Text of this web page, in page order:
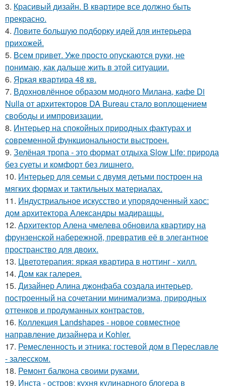
3. Красивый дизайн. В квартире все должно быть
прекрасно.
4. Ловите большую подборку идей для интерьера
прихожей.
5. Всем привет. Уже просто опускаются руки, не
понимаю, как дальше жить в этой ситуации.
6. Яркая квартира 48 кв.
7. Вдохновлённое образом модного Милана, кафе Di
Nulla от архитекторов DA Bureau стало воплощением
свободы и импровизации.
8. Интерьер на спокойных природных фактурах и
современной функциональности выстроен.
9. Зелёная тропа - это формат отдыха Slow Life: природа
без суеты и комфорт без лишнего.
10. Интерьер для семьи с двумя детьми построен на
мягких формах и тактильных материалах.
11. Индустриальное искусство и упорядоченный хаос:
дом архитектора Александры мадираццы.
12. Архитектор Алена чмелева обновила квартиру на
фрунзенской набережной, превратив её в элегантное
пространство для двоих.
13. Цветотерапия: яркая квартира в ноттинг - хилл.
14. Дом как галерея.
15. Дизайнер Алина джонфаба создала интерьер,
построенный на сочетании минимализма, природных
оттенков и продуманных контрастов.
16. Коллекция Landshapes - новое совместное
направление дизайнера и Kohler.
17. Ремесленность и этника: гостевой дом в Переславле
- залесском.
18. Ремонт балкона своими руками.
19. Инста - остров: кухня кулинарного блогера в